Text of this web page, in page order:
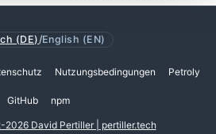
(DE)/English (EN)
Nutzungsbedingungen Petroly
GitHub npm
David Pertiller | pertiller.tech